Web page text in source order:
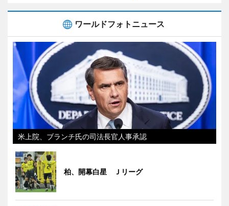
ワールドフォトニュース
米上院、ブランチ氏の司法長官人事承認
柏、開幕白星 Ｊリーグ